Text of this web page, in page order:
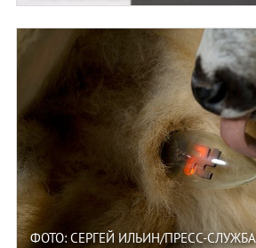
ФОТО: СЕРГЕЙ ИЛЬИН/ПРЕСС-СЛУЖБА